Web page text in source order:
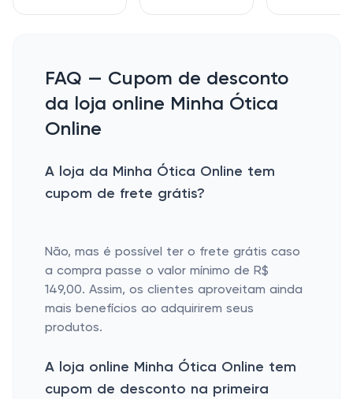
FAQ — Cupom de desconto
da loja online Minha Ótica
Online
A loja da Minha Ótica Online tem
cupom de frete grátis?
Não, mas é possível ter o frete grátis caso
a compra passe o valor mínimo de R$
149,00. Assim, os clientes aproveitam ainda
mais benefícios ao adquirirem seus
produtos.
A loja online Minha Ótica Online tem
cupom de desconto na primeira